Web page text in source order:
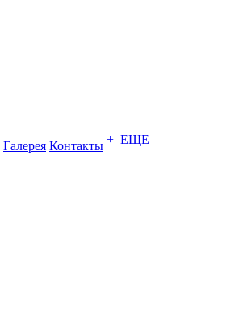
Галерея Контакты + ЕЩЕ